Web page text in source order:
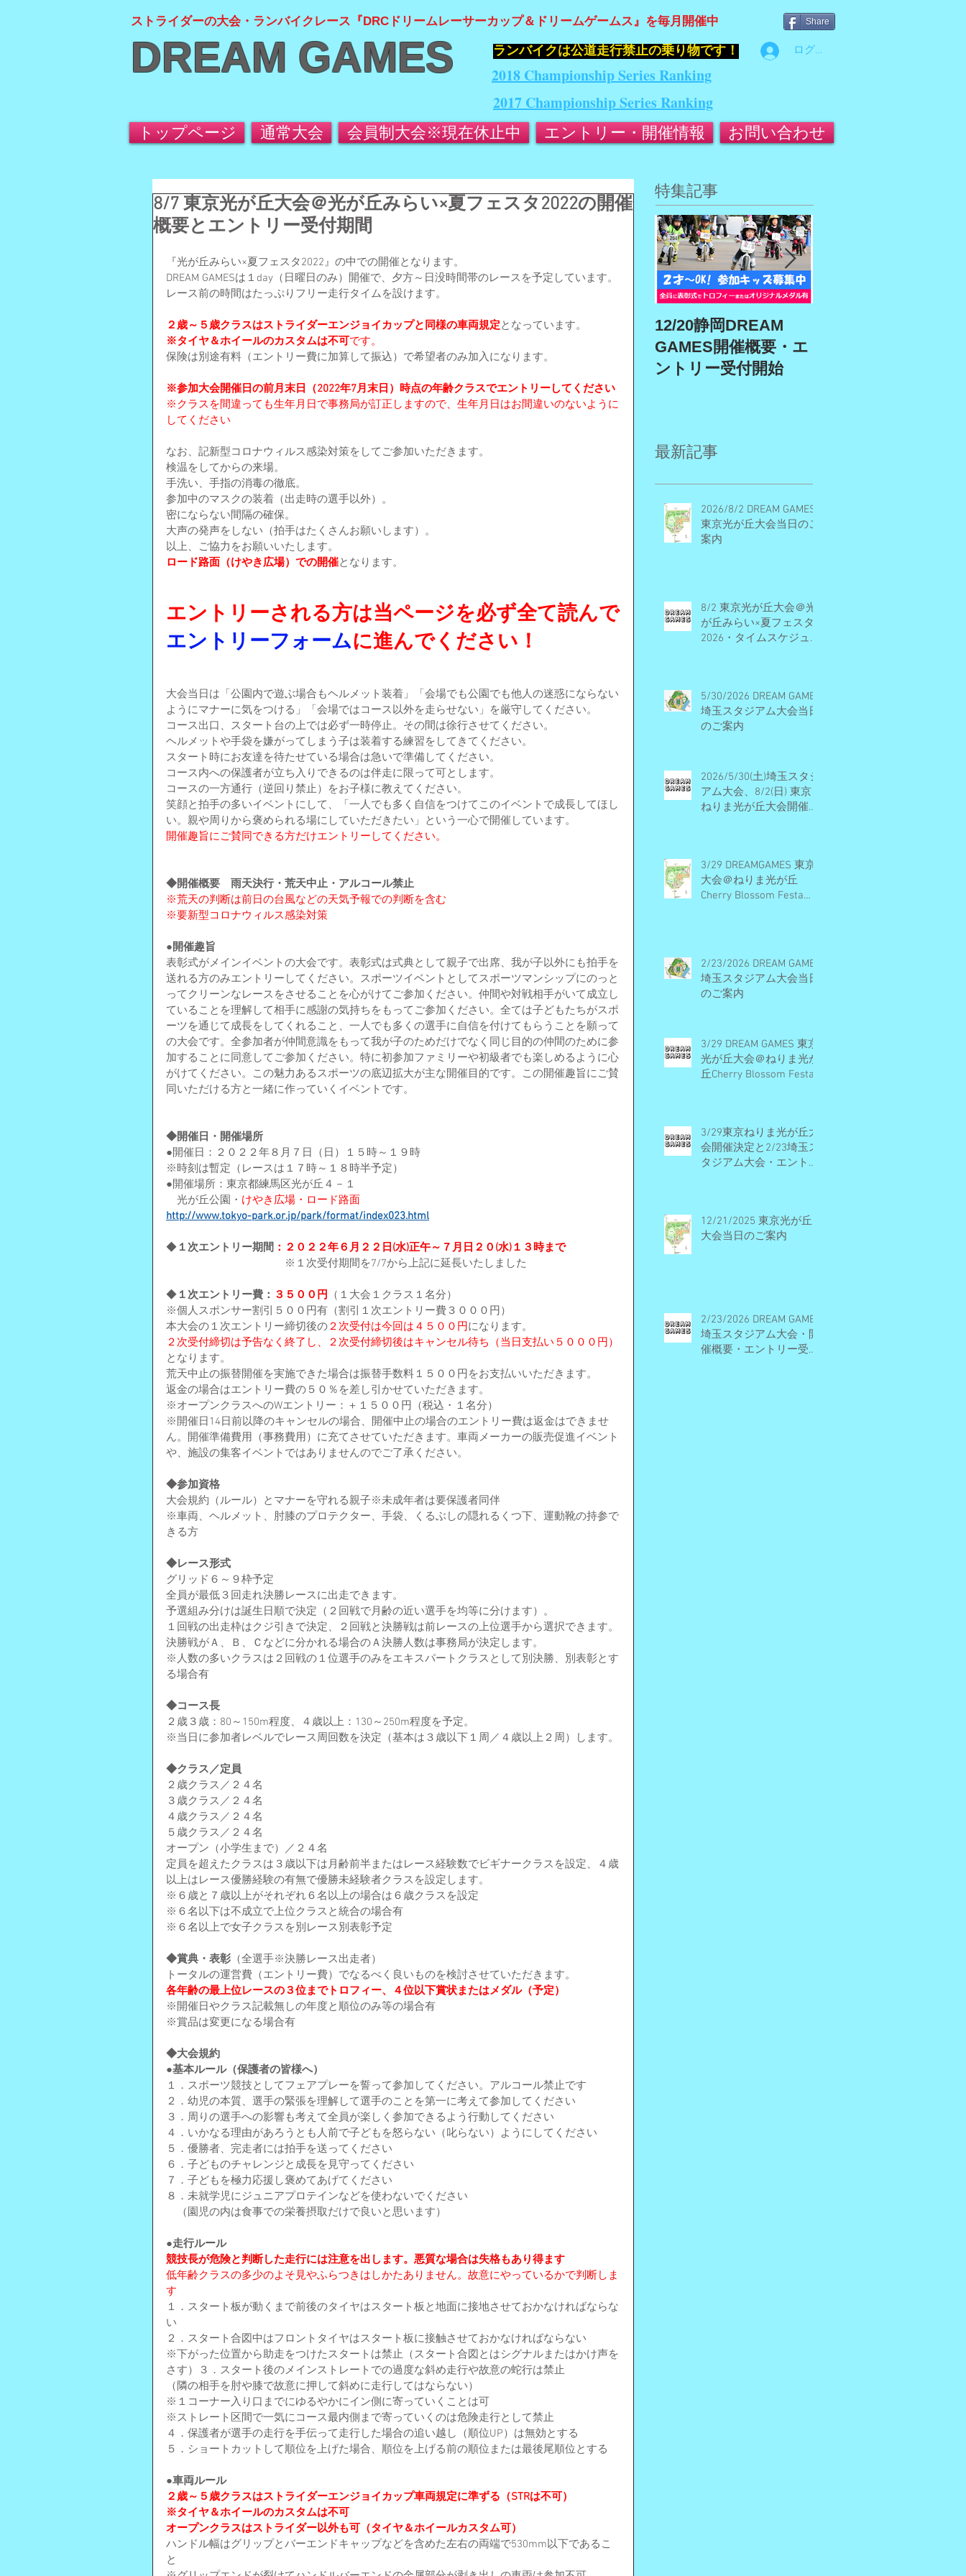
ストライダーの大会・ランバイクレース『DRCドリームレーサーカップ＆ドリームゲームス』を毎月開催中 Share
DREAM GAMES
2017 Championship Series Ranking
2018 Championship Series Ranking
​ランバイクは公道走行禁止の乗り物です！ ログイン
トップページ 通常大会 会員制大会※現在休止中 エントリー・開催情報 お問い合わせ
8/7 東京光が丘大会＠光が丘みらい×夏フェスタ2022の開催
概要とエントリー受付期間
『光が丘みらい×夏フェスタ2022』の中での開催となります。
DREAM GAMESは１day（日曜日のみ）開催で、夕方～日没時間帯のレースを予定しています。
レース前の時間はたっぷりフリー走行タイムを設けます。
２歳～５歳クラスはストライダーエンジョイカップと同様の車両規定となっています。
※タイヤ＆ホイールのカスタムは不可です。
保険は別途有料（エントリー費に加算して振込）で希望者のみ加入になります。
※参加大会開催日の前月末日（2022年7月末日）時点の年齢クラスでエントリーしてください
※クラスを間違っても生年月日で事務局が訂正しますので、生年月日はお間違いのないように
してください
なお、記新型コロナウィルス感染対策をしてご参加いただきます。
検温をしてからの来場。
手洗い、手指の消毒の徹底。
参加中のマスクの装着（出走時の選手以外）。
密にならない間隔の確保。
大声の発声をしない（拍手はたくさんお願いします）。
以上、ご協力をお願いいたします。
ロード路面（けやき広場）での開催となります。
エントリーされる方は当ページを必ず全て読んで
エントリーフォームに進んでください！
大会当日は「公園内で遊ぶ場合もヘルメット装着」「会場でも公園でも他人の迷惑にならない
ようにマナーに気をつける」「会場ではコース以外を走らせない」を厳守してください。
コース出口、スタート台の上では必ず一時停止。その間は徐行させてください。
ヘルメットや手袋を嫌がってしまう子は装着する練習をしてきてください。
スタート時にお友達を待たせている場合は急いで準備してください。
コース内への保護者が立ち入りできるのは伴走に限って可とします。
コースの一方通行（逆回り禁止）をお子様に教えてください。
笑顔と拍手の多いイベントにして、「一人でも多く自信をつけてこのイベントで成長してほし
い。親や周りから褒められる場にしていただきたい」という一心で開催しています。
開催趣旨にご賛同できる方だけエントリーしてください。
◆開催概要　雨天決行・荒天中止・アルコール禁止
※荒天の判断は前日の台風などの天気予報での判断を含む
※要新型コロナウィルス感染対策
●開催趣旨
表彰式がメインイベントの大会です。表彰式は式典として親子で出席、我が子以外にも拍手を
送れる方のみエントリーしてください。スポーツイベントとしてスポーツマンシップにのっと
ってクリーンなレースをさせることを心がけてご参加ください。仲間や対戦相手がいて成立し
ていることを理解して相手に感謝の気持ちをもってご参加ください。全ては子どもたちがスポ
ーツを通じて成長をしてくれること、一人でも多くの選手に自信を付けてもらうことを願って
の大会です。全参加者が仲間意識をもって我が子のためだけでなく同じ目的の仲間のために参
加することに同意してご参加ください。特に初参加ファミリーや初級者でも楽しめるように心
がけてください。この魅力あるスポーツの底辺拡大が主な開催目的です。この開催趣旨にご賛
同いただける方と一緒に作っていくイベントです。
◆開催日・開催場所
●開催日：２０２２年８月 ７日（日）１５時～１９時
※時刻は暫定（レースは１７時～１８時半予定）
●開催場所：東京都練馬区光が丘４－１
光が丘公園・ けやき広場・ロード路面
http://www.tokyo-park.or.jp/park/format/index023.html
◆ １次エントリー期間 ：２０２２年６月２２日(水)正午～７月日２０(水)１３時まで
※１次受付期間を7/7から上記に延長いたしました
◆ １次エントリー費： ３５００円 （１大会１クラス１名分）
※個人スポンサー割引５００円有（割引１次エントリー費３０００円）
本大会の１次エントリー締切後の２次受付は今回は４５００円になり ます。
２次受付締切は予告なく終了し、２次受付締切後はキャンセル待ち（当日支払い５０００円）
となります。
荒天中止の振替開催を実施できた場合は振替手数料１５００円をお支払いいただきます。
返金の場合はエントリー費の５０％を差し引かせていただきます。
※オープンクラスへのWエントリー：＋１５００円（税込・１名分）
※開催日14日前以降のキャンセルの場合、開催中止の場合のエントリー費は返金はできませ
ん。開催準備費用（事務費用）に充てさせていただきます。車両メーカーの販売促進イベント
や、施設の集客イベントではありませんのでご了承ください。
◆参加資格
大会規約（ルール）とマナーを守れる親子※未成年者は要保護者同伴
※車両、ヘルメット、肘膝のプロテクター、手袋、くるぶしの隠れるくつ下、運動靴の持参で
きる方
◆レース形式
グリッド６～９枠予定
全員が最低３回走れ決勝レースに出走できます。
予選組み分けは誕生日順で決定（２回戦で月齢の近い選手を均等に分けます）。
１回戦の出走枠はクジ引きで決定、２回戦と決勝戦は前レースの上位選手から選択できます。
決勝戦がＡ、Ｂ、Ｃなどに分かれる場合のＡ決勝人数は事務局が決定します。
※人数の多いクラスは２回戦の１位選手のみをエキスパートクラスとして別決勝、別表彰とす
る場合有
◆コース長
２歳３歳：80～150m程度、４歳以上：130～250m程度を予定。
※当日に参加者レベルでレース周回数を決定（基本は３歳以下１周／４歳以上２周）します。
◆クラス／定員
２歳クラス／２４名
３歳クラス／２４名
４歳クラス／２４名
５歳クラス／２４名
オープン（小学生まで）／２４名
定員を超えたクラスは３歳以下は月齢前半またはレース経験数でビギナークラスを設定、４歳
以上はレース優勝経験の有無で優勝未経験者クラスを設定します。
※６歳と７歳以上がそれぞれ６名以上の場合は６歳クラスを設定
※６名以下は不成立で上位クラスと統合の場合有
※６名以上で女子クラスを別レース別表彰予定
◆賞典・表彰 （全選手※決勝レース出走者）
トータルの運営費（エントリー費）でなるべく良いものを検討させていただきます。
各年齢の最上位レースの３位までトロフィー、４位以下賞状またはメダル（予定）
※開催日やクラス記載無しの年度と順位のみ等の場合有
※賞品は変更になる場合有
◆大会規約
●基本ルール（保護者の皆様へ）
１．スポーツ競技としてフェアプレーを誓って参加してください。アルコール禁止です
２．幼児の本質、選手の緊張を理解して選手のことを第一に考えて参加してください
３．周りの選手への影響も考えて全員が楽しく参加できるよう行動してください
４．いかなる理由があろうとも人前で子どもを怒らない（叱らない）ようにしてください
５．優勝者、完走者には拍手を送ってください
６．子どものチャレンジと成長を見守ってください
７．子どもを極力応援し褒めてあげてください
８．未就学児にジュニアプロテインなどを使わないでください
（園児の内は食事での栄養摂取だけで良いと思います）
●走行ルール
競技長が危険と判断した走行には注意を出します。悪質な場合は失格もあり得ます
低年齢クラスの多少のよそ見やふらつきはしかたありません。故意にやっているかで判断しま
す
１．スタート板が動くまで前後のタイヤはスタート板と地面に接地させておかなければならな
い
２．スタート合図中はフロントタイヤはスタート板に接触させておかなければならない
※下がった位置から助走をつけたスタートは禁止（スタート合図とはシグナルまたはかけ声を
さす）３．スタート後のメインストレートでの過度な斜め走行や故意の蛇行は禁止
（隣の相手を肘や膝で故意に押して斜めに走行してはならない）
※１コーナー入り口までにゆるやかにイン側に寄っていくことは可
※ストレート区間で一気にコース最内側まで寄っていくのは危険走行として禁止
４．保護者が選手の走行を手伝って走行した場合の追い越し（順位UP）は無効とする
５．ショートカットして順位を上げた場合、順位を上げる前の順位または最後尾順位とする
●車両ルール
２歳～５歳クラスはストライダーエンジョイカップ車両規定に準ずる（STRは不可）
※タイヤ＆ホイールのカスタムは不可
オープンクラスはストライダー以外も可（タイヤ＆ホイールカスタム可）
ハンドル幅はグリップとバーエンドキャップなどを含めた左右の両端で530mm以下であるこ
と
特集記事
12/20静岡DREAM
GAMES開催概要・エ
ントリー受付開始
最新記事
2026/8/2 DREAM GAMES
東京光が丘大会当日のご
案内
8/2 東京光が丘大会＠光
が丘みらい×夏フェスタ
2026・タイムスケジュー
5/30/2026 DREAM GAMES
埼玉スタジアム大会当日
のご案内
2026/5/30(土)埼玉スタジ
アム大会、8/2(日) 東京
ねりま光が丘大会開催決
3/29 DREAMGAMES 東京
大会＠ねりま光が丘
Cherry Blossom Festa
2/23/2026 DREAM GAMES
埼玉スタジアム大会当日
のご案内
3/29 DREAM GAMES 東京
光が丘大会＠ねりま光が
丘Cherry Blossom Festa
3/29東京ねりま光が丘大
会開催決定と2/23埼玉ス
タジアム大会・エントリ
12/21/2025 東京光が丘
大会当日のご案内
2/23/2026 DREAM GAMES
埼玉スタジアム大会・開
催概要・エントリー受付